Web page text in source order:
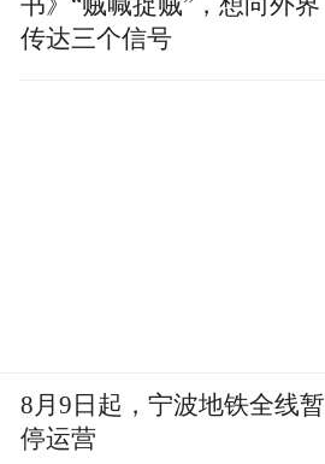
传达三个信号
8月9日起，宁波地铁全线暂
停运营